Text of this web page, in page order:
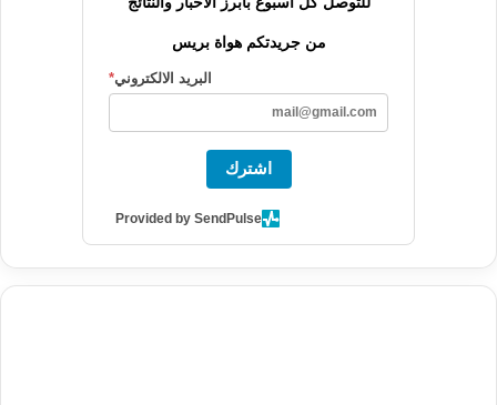
من جريدتكم هواة بريس
البريد الالكتروني*
اشترك
Provided by SendPulse